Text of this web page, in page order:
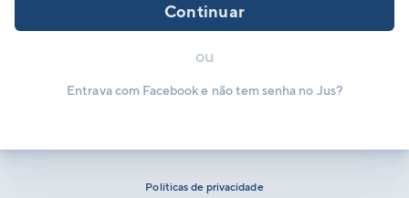
Continuar
ou
Entrava com Facebook e não tem senha no Jus?
Políticas de privacidade